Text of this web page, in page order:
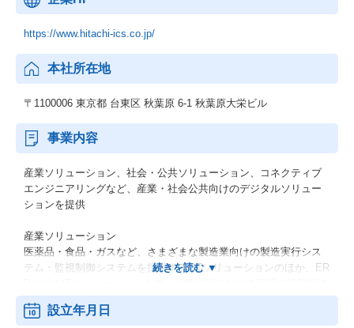
https://www.hitachi-ics.co.jp/
本社所在地
〒1100006 東京都 台東区 秋葉原 6-1 秋葉原大栄ビル
事業内容
産業ソリューション、社会・公共ソリューション、コネクティブ
エンジニアリングなど、産業・社会公共向けのデジタルソリュー
ションを提供
産業ソリューション
医薬品・食品・ガスなど、さまざまな製造業向けの製造実行シス
テム・監視制御システムを提供するOTソリューションのほか、ER
に向けたデジタルソリューションを提供しています。
設立年月日